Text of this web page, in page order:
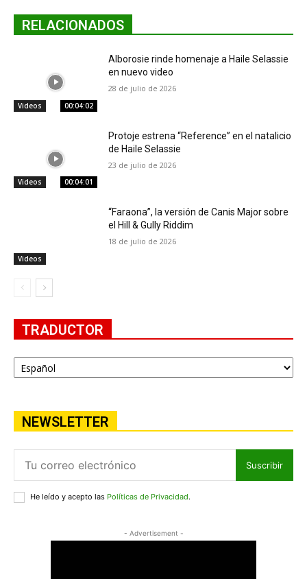
RELACIONADOS
Videos 00:04:02
Alborosie rinde homenaje a Haile Selassie
en nuevo video
28 de julio de 2026
Videos 00:04:01
Protoje estrena “Reference” en el natalicio
de Haile Selassie
23 de julio de 2026
Videos
“Faraona”, la versión de Canis Major sobre
el Hill & Gully Riddim
18 de julio de 2026
TRADUCTOR
NEWSLETTER
Suscribir
He leído y acepto las Políticas de Privacidad.
- Advertisement -